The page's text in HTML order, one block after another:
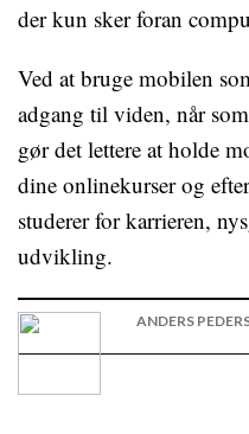
der kun sker foran
Ved at bruge mobilen
adgang til viden, når
gør det lettere at holde
dine onlinekurser og
studerer for karrieren,
udvikling.
ANDERS